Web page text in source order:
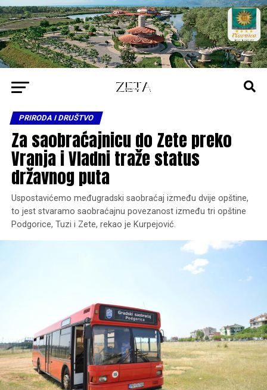
PRIRODA I DRUŠTVO
Za saobraćajnicu do Zete preko
Vranja i Vladni traže status
državnog puta
Uspostavićemo međugradski saobraćaj između dvije opštine,
to jest stvaramo saobraćajnu povezanost između tri opštine
Podgorice, Tuzi i Zete, rekao je Kurpejović.